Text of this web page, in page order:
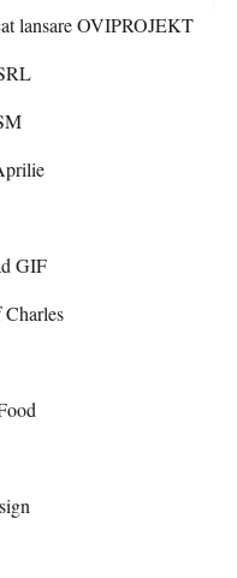
energie electrică a fabricilor
pericol accesul pacienților la